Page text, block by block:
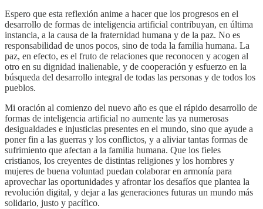
Espero que esta reflexión anime a hacer que los progresos en el
desarrollo de formas de inteligencia artificial contribuyan, en última
instancia, a la causa de la fraternidad humana y de la paz. No es
responsabilidad de unos pocos, sino de toda la familia humana. La
paz, en efecto, es el fruto de relaciones que reconocen y acogen al
otro en su dignidad inalienable, y de cooperación y esfuerzo en la
búsqueda del desarrollo integral de todas las personas y de todos los
pueblos.
Mi oración al comienzo del nuevo año es que el rápido desarrollo de
formas de inteligencia artificial no aumente las ya numerosas
desigualdades e injusticias presentes en el mundo, sino que ayude a
poner fin a las guerras y los conflictos, y a aliviar tantas formas de
sufrimiento que afectan a la familia humana. Que los fieles
cristianos, los creyentes de distintas religiones y los hombres y
mujeres de buena voluntad puedan colaborar en armonía para
aprovechar las oportunidades y afrontar los desafíos que plantea la
revolución digital, y dejar a las generaciones futuras un mundo más
solidario, justo y pacífico.